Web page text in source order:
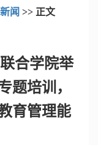
闻 >> 正文
合学院举
题培训，
育管理能